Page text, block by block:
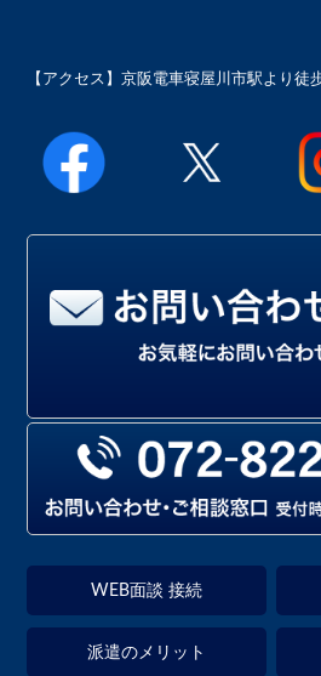
【アクセス】京阪電車寝屋川市駅より徒
WEB面談 接続
派遣のメリット